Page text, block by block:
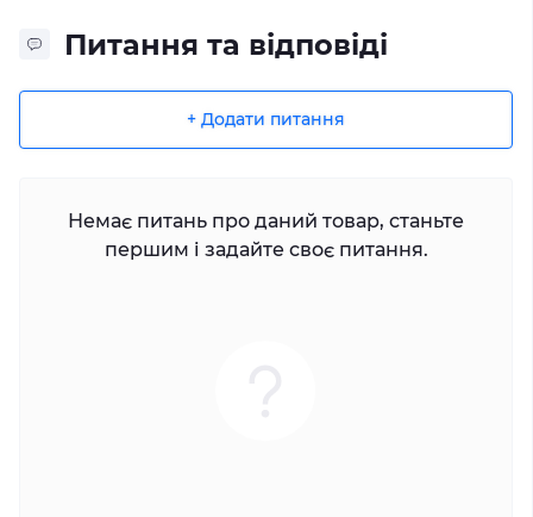
Питання та відповіді
+ Додати питання
Немає питань про даний товар, станьте
першим і задайте своє питання.